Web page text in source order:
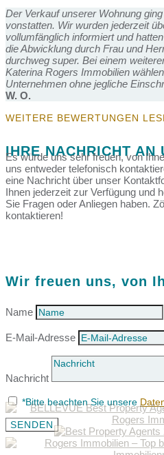
Der Verkauf unserer Wohnung
vonstatten. Wir wurden jederzeit
vollumfänglich informiert und
die Abwicklung durch Frau und
durchweg super. Bei einem
Katerina Rogers Immobilien
Unternehmen ohne jegliche
W. O.
WEITERE BEWERTUNGEN
IHRE NACHRICHT AN
Es würde uns sehr freuen, von
uns entweder telefonisch
eine Nachricht über unser
Ihnen jederzeit zur Verfügung und
Sie Fragen oder Anliegen haben.
kontaktieren!
Wir freuen uns, von
Name
E-Mail-Adresse
Nachricht
*Bitte beachten Sie unsere
SENDEN